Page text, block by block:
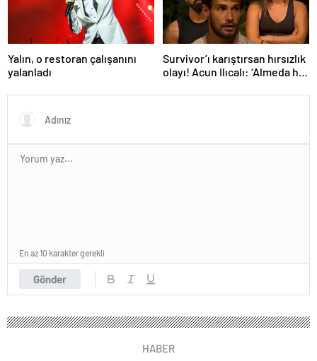
Yalın, o restoran çalışanını
yalanladı
Survivor’ı karıştırsan hırsızlık
olayı! Acun Ilıcalı: ‘Almeda her
Gönder
En az 10 karakter gerekli
HABER